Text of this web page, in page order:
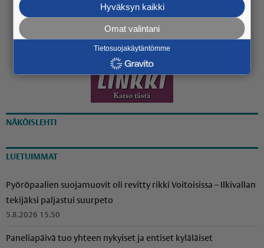
20.7. 13:30
NÄKÖISLEHTI
LUETUIMMAT
Pyöröpaalien suojamuovit oli revitty rikki Voitoisissa – Ilkivallan
tekijäksi paljastui suurpeto
5.8.2026 15.50
Paneliapäivä tuo yhteen nykyiset ja entiset kyläläiset
Hyväksyn kaikki
Omat valintani
Tietosuojakäytäntömme